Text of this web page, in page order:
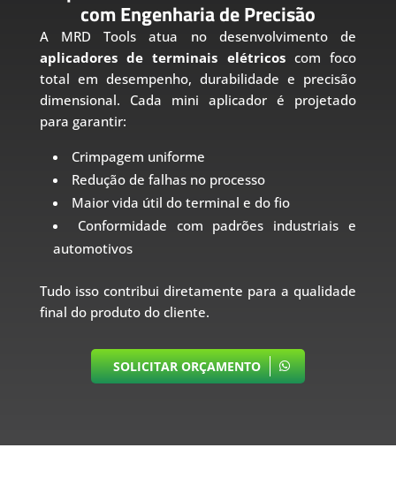
com Engenharia de Precisão
A MRD Tools atua no desenvolvimento de
aplicadores de terminais elétricoscom foco
total em desempenho, durabilidade e precisão
dimensional. Cada mini aplicador é projetado
para garantir:
Crimpagem uniforme
Redução de falhas no processo
Maior vida útil do terminal e do fio
Conformidade com padrões industriais e
automotivos
Tudo isso contribui diretamente para a qualidade
final do produto do cliente.
SOLICITAR ORÇAMENTO